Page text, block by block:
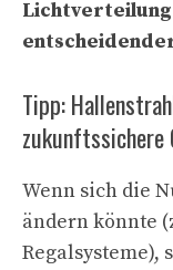
Tipp:
zukunftssichere
Wenn sich die
ändern könnte
Regalsysteme),